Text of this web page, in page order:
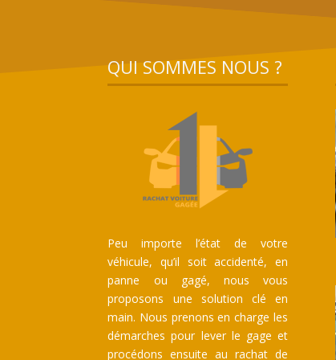
QUI SOMMES NOUS ?
Peu importe l’état de votre
véhicule, qu’il soit accidenté, en
panne ou gagé, nous vous
proposons une solution clé en
main. Nous prenons en charge les
démarches pour lever le gage et
procédons ensuite au rachat de